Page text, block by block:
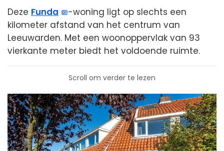
Deze Funda
-woning ligt op slechts een
kilometer afstand van het centrum van
Leeuwarden. Met een woonoppervlak van 93
vierkante meter biedt het voldoende ruimte.
Scroll om verder te lezen